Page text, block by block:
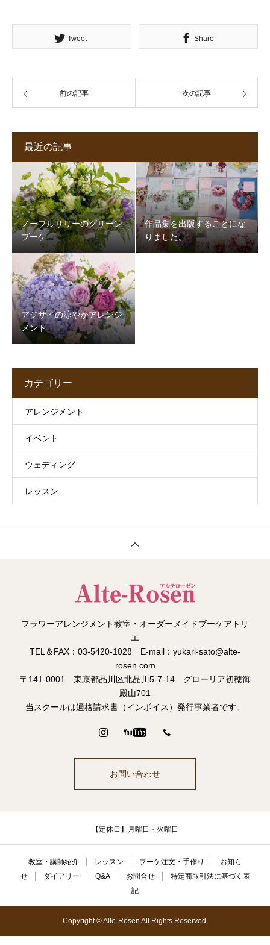
Tweet Share
前の記事 次の記事
最近の記事
ノーブルリリーのグリーン
ブーケ
作品集を出版することにな
りました。
アジサイの涼やかアレンジ
メント
カテゴリー
アレンジメント
イベント
ウェディング
レッスン
フラワーアレンジメント教室・オーダーメイドブーケアトリ
エ
TEL＆FAX：03-5420-1028 E-mail：yukari-sato@alte-
rosen.com
〒141-0001 東京都品川区北品川5-7-14 グローリア初穂御
殿山701
当スクールは適格請求書（インボイス）発行事業者です。
お問い合わせ
【定休日】月曜日・火曜日
教室・講師紹介 レッスン ブーケ注文・手作り
お知ら
せ
ダイアリー Q&A お問合せ
特定商取引法に基づく表
記
Copyright © Alte-Rosen All Rights Reserved.